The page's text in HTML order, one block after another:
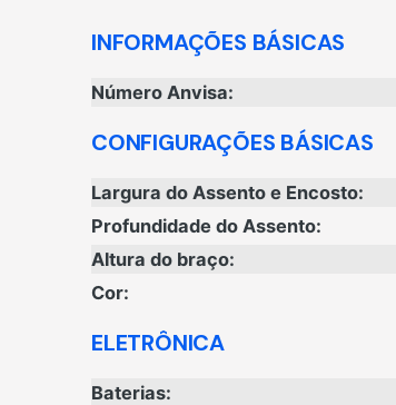
INFORMAÇÕES BÁSICAS
Número Anvisa:
CONFIGURAÇÕES BÁSICAS
Largura do Assento e Encosto:
Profundidade do Assento:
Altura do braço:
Cor:
ELETRÔNICA
Baterias: